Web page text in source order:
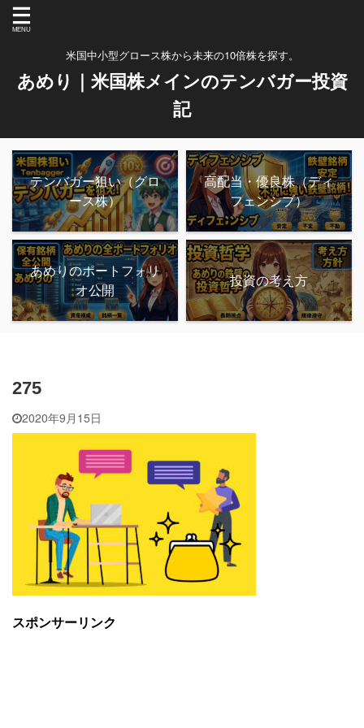
米国中小型グロース株から未来の10倍株を探す。
あめり｜米国株メインのテンバガー投資
記
テンバガー狙い（グロ
ース株）
高配当・優良株（ディ
フェンシブ）
あめりのポートフォリ
オ公開
投資の考え方
275
2020年9月15日
スポンサーリンク